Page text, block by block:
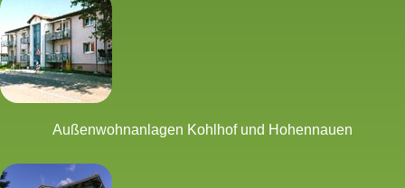
Außenwohnanlagen Kohlhof und Hohennauen